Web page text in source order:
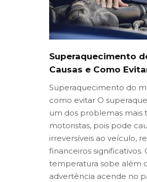
Superaquecimento
Causas e Como
Superaquecimento do
como evitar O
um dos problemas mais
motoristas, pois pode
irreversíveis ao veículo,
financeiros
temperatura sobe além
advertência acende no